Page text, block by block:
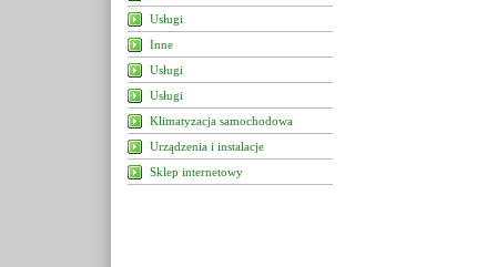
Usługi
Inne
Usługi
Usługi
Klimatyzacja samochodowa
Urządzenia i instalacje
Sklep internetowy